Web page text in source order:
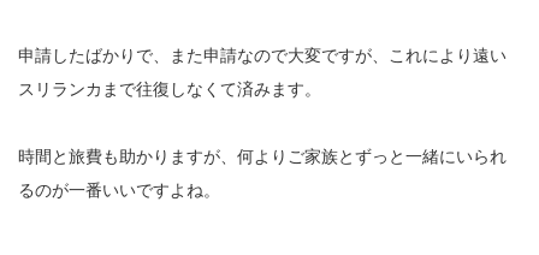
申請したばかりで、また申請なので大変ですが、これにより遠い
スリランカまで往復しなくて済みます。
時間と旅費も助かりますが、何よりご家族とずっと一緒にいられ
るのが一番いいですよね。